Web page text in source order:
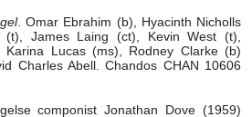
. Omar Ebrahim (b), Hyacinth Nicholls
(t), James Laing (ct), Kevin West (t),
Karina Lucas (ms), Rodney Clarke (b)
Charles Abell. Chandos CHAN 10606
componist Jonathan Dove (1959)